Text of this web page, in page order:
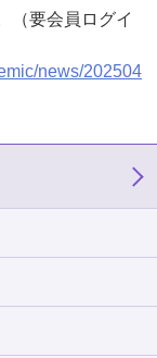
（要会員ログイ
news/202504